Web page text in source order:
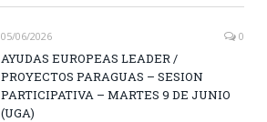
05/06/2026 0
AYUDAS EUROPEAS LEADER /
PROYECTOS PARAGUAS – SESION
PARTICIPATIVA – MARTES 9 DE JUNIO
(UGA)